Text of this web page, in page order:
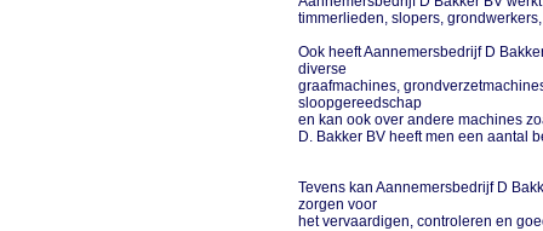
timmerlieden, slopers,
Ook heeft Aannemersbedrijf D
diverse
graafmachines,
sloopgereedschap
en kan ook over andere machines
D. Bakker BV heeft men een aantal
Tevens kan Aannemersbedrijf D
zorgen voor
het vervaardigen, controleren en